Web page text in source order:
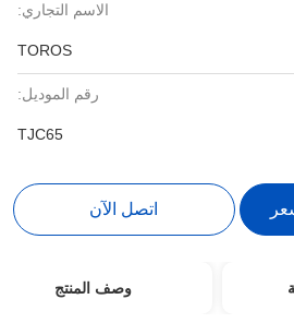
الاسم التجاري:
TOROS
رقم الموديل:
TJC65
اتصل الآن
وصف المنتج